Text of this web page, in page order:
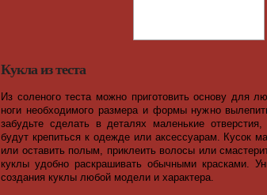
Кукла из теста
Из соленого теста можно приготовить основу для
ноги необходимого размера и формы нужно
забудьте сделать в деталях маленькие
будут крепиться к одежде или аксессуарам. Кусок
или оставить полым, приклеить волосы или
куклы удобно раскрашивать обычными красками.
создания куклы любой модели и характера.